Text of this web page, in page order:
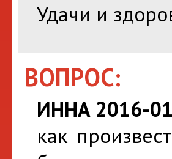
Удачи и
ВОПРОС:
ИННА 2016-
как